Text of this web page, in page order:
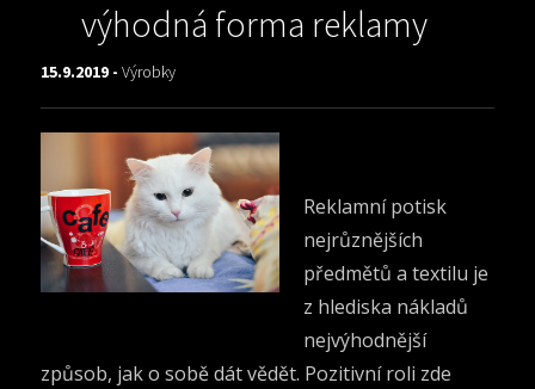
výhodná forma reklamy
15.9.2019 -Výrobky
Reklamní potisk
nejrůznějších
předmětů a textilu je
z hlediska nákladů
nejvýhodnější
způsob, jak o sobě dát vědět. Pozitivní roli zde